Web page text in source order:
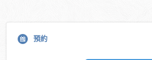
預約